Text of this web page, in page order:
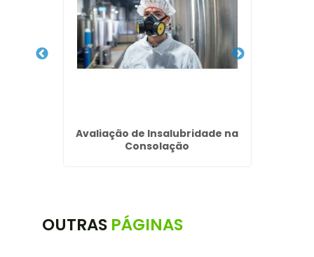
Avaliação de Insalubridade na
Consolação
OUTRAS PÁGINAS